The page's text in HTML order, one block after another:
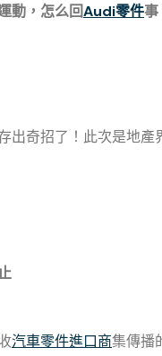
，怎么回Audi零件事
奇招了！此次是地產
汽車零件進口商集傳播